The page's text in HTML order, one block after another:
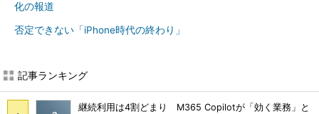
化の報道
否定できない「iPhone時代の終わり」
記事ランキング
継続利用は4割どまり M365 Copilotが「効く業務」と